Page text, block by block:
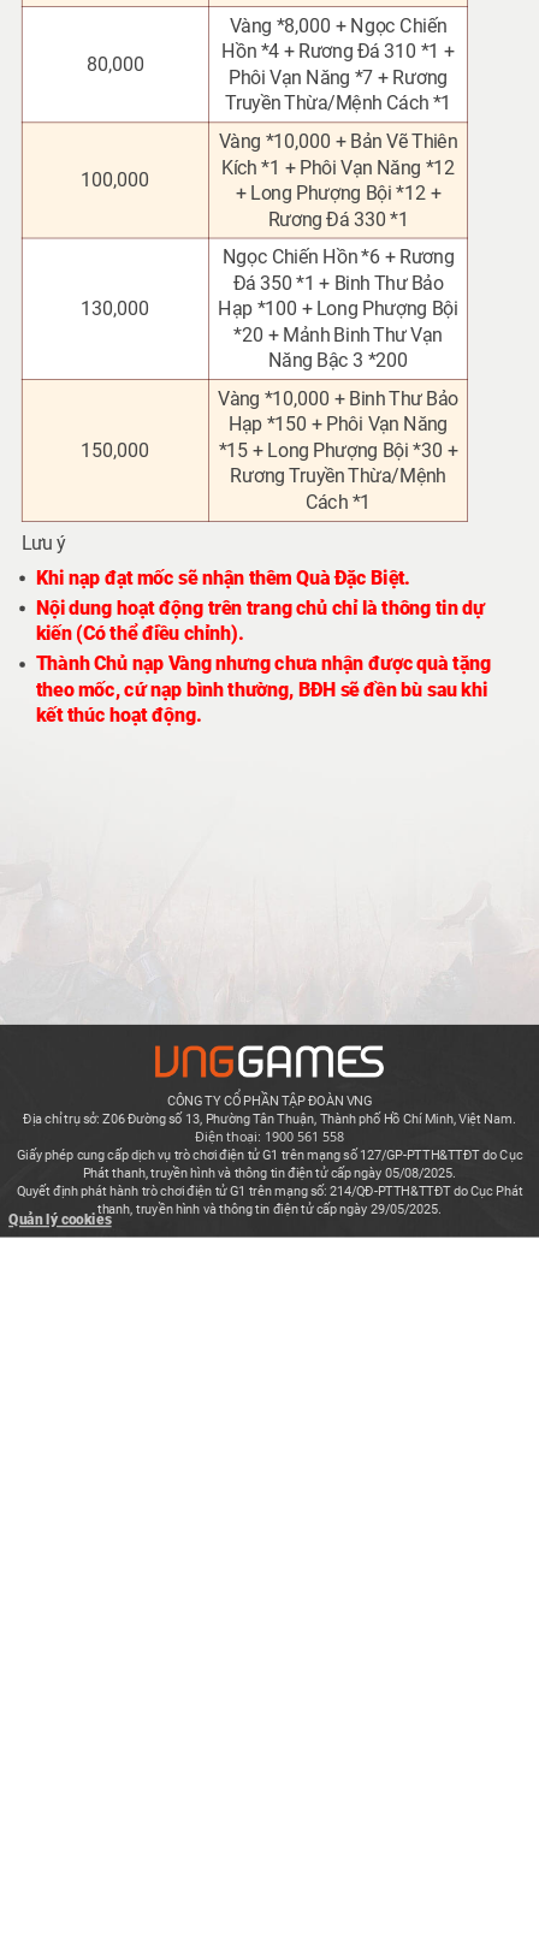
80,000
Vàng *8,000 + Ngọc Chiến
Hồn *4 + Rương Đá 310 *1 +
Phôi Vạn Năng *7 + Rương
Truyền Thừa/Mệnh Cách *1
100,000
Vàng *10,000 + Bản Vẽ Thiên
Kích *1 + Phôi Vạn Năng *12
+ Long Phượng Bội *12 +
Rương Đá 330 *1
130,000
Ngọc Chiến Hồn *6 + Rương
Đá 350 *1 + Binh Thư Bảo
Hạp *100 + Long Phượng Bội
*20 + Mảnh Binh Thư Vạn
Năng Bậc 3 *200
150,000
Vàng *10,000 + Binh Thư Bảo
Hạp *150 + Phôi Vạn Năng
*15 + Long Phượng Bội *30 +
Rương Truyền Thừa/Mệnh
Cách *1
Lưu ý
Khi nạp đạt mốc sẽ nhận thêm Quà Đặc Biệt.
Nội dung hoạt động trên trang chủ chỉ là thông tin dự
kiến (Có thể điều chỉnh).
Thành Chủ nạp Vàng nhưng chưa nhận được quà tặng
theo mốc, cứ nạp bình thường, BĐH sẽ đền bù sau khi
kết thúc hoạt động.
CÔNG TY CỔ PHẦN TẬP ĐOÀN VNG
Địa chỉ trụ sở: Z06 Đường số 13, Phường Tân Thuận, Thành phố Hồ Chí Minh, Việt Nam.
Điện thoại: 1900 561 558
Giấy phép cung cấp dịch vụ trò chơi điện tử G1 trên mạng số 127/GP-PTTH&TTĐT do Cục
Phát thanh, truyền hình và thông tin điện tử cấp ngày 05/08/2025.
Quyết định phát hành trò chơi điện tử G1 trên mạng số: 214/QĐ-PTTH&TTĐT do Cục Phát
thanh, truyền hình và thông tin điện tử cấp ngày 29/05/2025.
Quản lý cookies